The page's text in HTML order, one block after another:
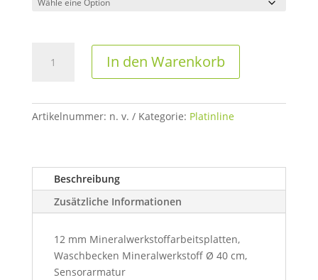
Behandlungszeile
Platinline
In den Warenkorb
Artikelnummer: n. v. Kategorie: Platinline
Beschreibung
Zusätzliche Informationen
12 mm Mineralwerkstoffarbeitsplatten,
Waschbecken Mineralwerkstoff Ø 40 cm,
Sensorarmatur